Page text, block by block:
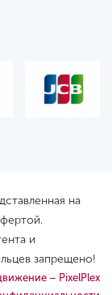
на
и
запрещено!
– PixelPlex